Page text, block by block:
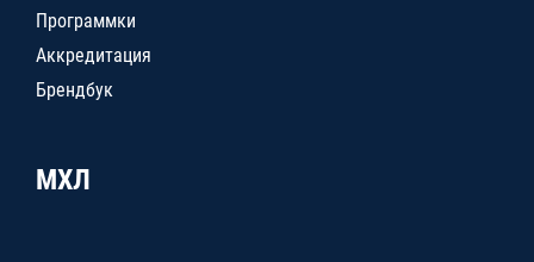
Программки
Аккредитация
Брендбук
МХЛ